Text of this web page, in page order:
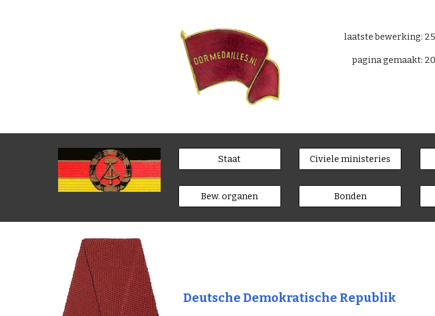
laatste bewerking:
pagina gemaakt:
Staat
Bew. organen
Civiele ministeries
Bonden
Deutsche Demokratische Republik